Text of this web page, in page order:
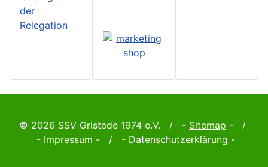
der
Relegation
© 2026 SSV Gristede 1974 e.V. / - Sitemap - /
- Impressum - / - Datenschutzerklärung -